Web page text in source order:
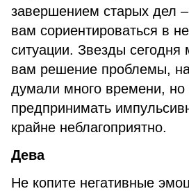
завершением старых дел
вам сориентироваться в
ситуации. Звезды сегодня
вам решение проблемы,
думали много времени, но
предпринимать
крайне неблагоприятно.
Дева
Не копите негативные